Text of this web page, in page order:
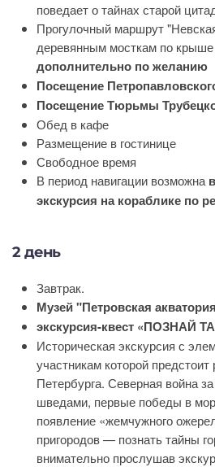
поведает о тайнах старой
Прогулочный маршрут
деревянным мосткам по крыше
дополнительно по желанию
Посещение
Посещение Тюрьмы
Обед в кафе
Размещение в гостинице
Свободное время
В период навигации возможна
экскурсия на кораблике по
2 день
Завтрак.
Музей "Петровская
экскурсия-квест «ПОЗНАЙ
Историческая экскурсия с
участникам которой
Петербурга. Северная война
шведами, первые победы в
появление «жемчужного
пригородов — познать тайны
внимательно прослушав